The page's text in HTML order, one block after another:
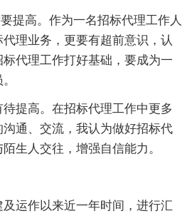
高。作为一名招标代理工作人
理业务，更要有超前意识，认
代理工作打好基础，要成为一
提高。在招标代理工作中更多
通、交流，我认为做好招标代
生人交往，增强自信能力。
运作以来近一年时间，进行汇